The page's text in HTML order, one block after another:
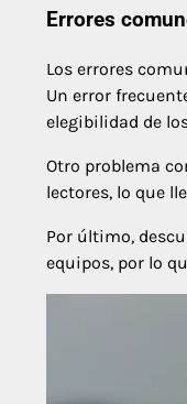
Errores
Los errores
Un error
elegibilidad de
Otro problema
lectores, lo que
Por último,
equipos, por lo